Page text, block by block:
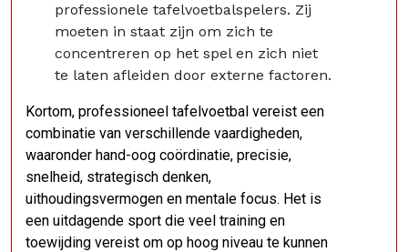
professionele tafelvoetbalspelers. Zij
moeten in staat zijn om zich te
concentreren op het spel en zich niet
te laten afleiden door externe factoren.
Kortom, professioneel tafelvoetbal vereist een
combinatie van verschillende vaardigheden,
waaronder hand-oog coördinatie, precisie,
snelheid, strategisch denken,
uithoudingsvermogen en mentale focus. Het is
een uitdagende sport die veel training en
toewijding vereist om op hoog niveau te kunnen